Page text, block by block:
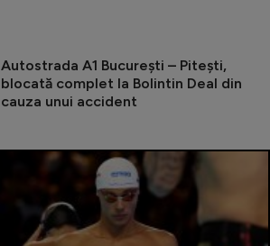
Autostrada A1 București – Pitești,
blocată complet la Bolintin Deal din
cauza unui accident